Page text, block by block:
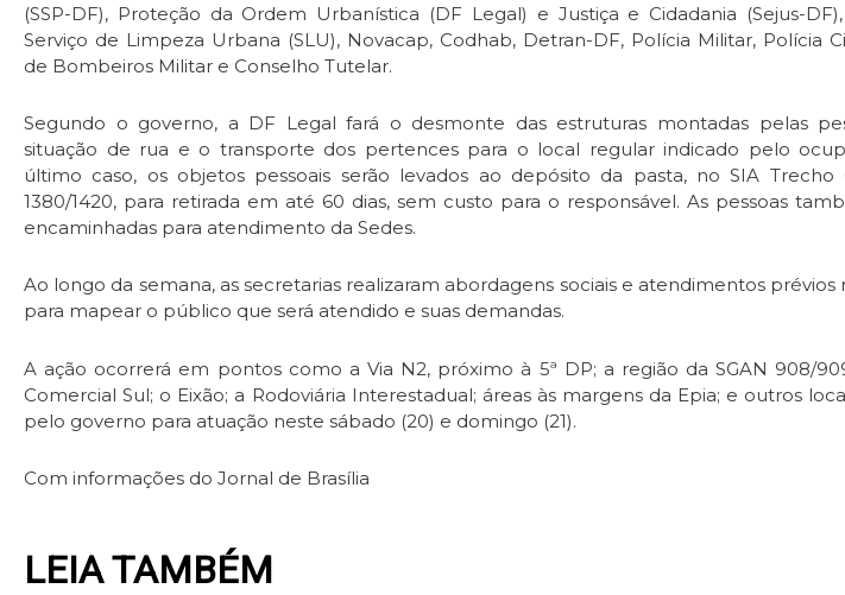
(SSP-DF), Proteção da Ordem Urbanística (DF Legal) e Justiça e Cidadania (Sejus-
Serviço de Limpeza Urbana (SLU), Novacap, Codhab, Detran-DF, Polícia Militar, Polícia
de Bombeiros Militar e Conselho Tutelar.
Segundo o governo, a DF Legal fará o desmonte das estruturas montadas pelas
situação de rua e o transporte dos pertences para o local regular indicado pelo
último caso, os objetos pessoais serão levados ao depósito da pasta, no SIA Trecho
1380/1420, para retirada em até 60 dias, sem custo para o responsável. As pessoas
encaminhadas para atendimento da Sedes.
Ao longo da semana, as secretarias realizaram abordagens sociais e atendimentos prévios
para mapear o público que será atendido e suas demandas.
A ação ocorrerá em pontos como a Via N2, próximo à 5ª DP; a região da SGAN 908/
Comercial Sul; o Eixão; a Rodoviária Interestadual; áreas às margens da Epia; e outros
pelo governo para atuação neste sábado (20) e domingo (21).
Com informações do Jornal de Brasília
LEIA TAMBÉM